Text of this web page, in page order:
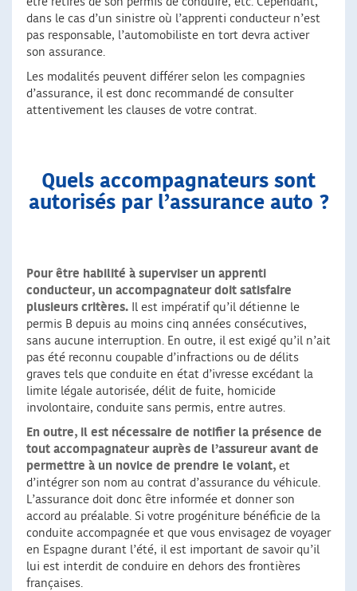
dans le cas d’un sinistre où l’apprenti conducteur n’est
pas responsable, l’automobiliste en tort devra activer
son assurance.
Les modalités peuvent différer selon les compagnies
d’assurance, il est donc recommandé de consulter
attentivement les clauses de votre contrat.
Quels accompagnateurs sont
autorisés par l’assurance auto ?
Pour être habilité à superviser un apprenti
conducteur, un accompagnateur doit satisfaire
plusieurs critères. Il est impératif qu’il détienne le
permis B depuis au moins cinq années consécutives,
sans aucune interruption. En outre, il est exigé qu’il n’ait
pas été reconnu coupable d’infractions ou de délits
graves tels que conduite en état d’ivresse excédant la
limite légale autorisée, délit de fuite, homicide
involontaire, conduite sans permis, entre autres.
En outre, il est nécessaire de notifier la présence de
tout accompagnateur auprès de l’assureur avant de
permettre à un novice de prendre le volant, et
d’intégrer son nom au contrat d’assurance du véhicule.
L’assurance doit donc être informée et donner son
accord au préalable. Si votre progéniture bénéficie de la
conduite accompagnée et que vous envisagez de voyager
en Espagne durant l’été, il est important de savoir qu’il
lui est interdit de conduire en dehors des frontières
françaises.